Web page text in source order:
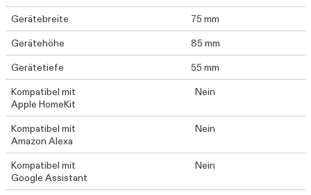
Gerätebreite
75 mm
Gerätehöhe
85 mm
Gerätetiefe
55 mm
Kompatibel mit
Apple HomeKit
Nein
Kompatibel mit
Amazon Alexa
Nein
Kompatibel mit
Google Assistant
Nein